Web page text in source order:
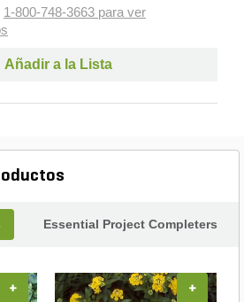
1-800-748-3663 para ver
Añadir a la Lista
Essential Project Completers
+ +